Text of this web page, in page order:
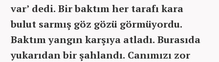
var’ dedi. Bir baktım her tarafı kara
bulut sarmış göz gözü görmüyordu.
Baktım yangın karşıya atladı. Burasıda
yukarıdan bir şahlandı. Canımızı zor